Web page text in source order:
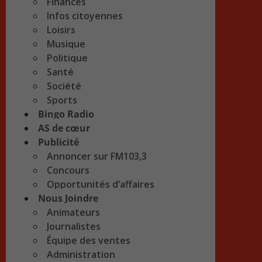
Infos citoyennes
Loisirs
Musique
Politique
Santé
Société
Sports
Bingo Radio
AS de cœur
Publicité
Annoncer sur FM103,3
Concours
Opportunités d’affaires
Nous Joindre
Animateurs
Journalistes
Équipe des ventes
Administration